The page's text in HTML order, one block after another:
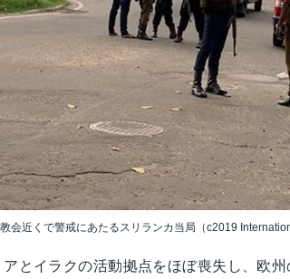
会近くで警戒にあたるスリランカ当局（c2019
アとイラクの活動拠点をほぼ喪失し、欧